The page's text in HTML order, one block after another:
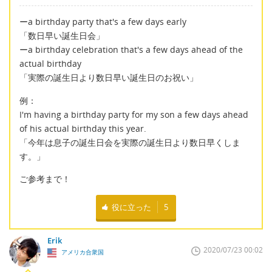
ーa birthday party that's a few days early
「数日早い誕生日会」
ーa birthday celebration that's a few days ahead of the
actual birthday
「実際の誕生日より数日早い誕生日のお祝い」
例：
I'm having a birthday party for my son a few days ahead
of his actual birthday this year.
「今年は息子の誕生日会を実際の誕生日より数日早くしま
す。」
ご参考まで！
役に立った 5
Erik
アメリカ合衆国 2020/07/23 00:02